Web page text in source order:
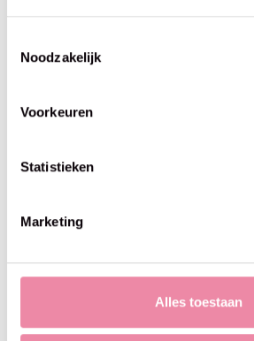
Noodzakelijk
Voorkeuren
Statistieken
Marketing
Alles toestaan
Lana Grossa
€11,95
Blijf op de